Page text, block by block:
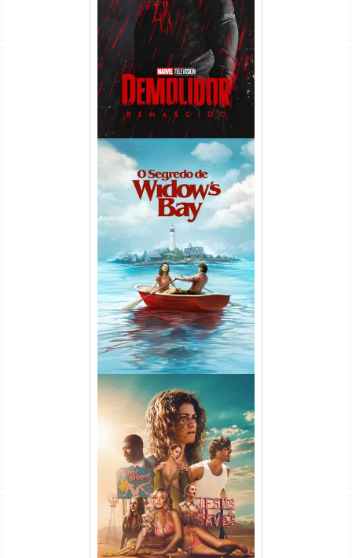
Demolidor: Renascido 2ª
Temporada (2026) WEB-DL
1080p Dual Áudio
O Segredo de Widow’s Bay
1ª Temporada Torrent (2026)
WEB-DL 1080p Dual Áudio
Euphoria 3ª Temporada
Torrent (2026) WEB-DL 1080p
Dual Áudio